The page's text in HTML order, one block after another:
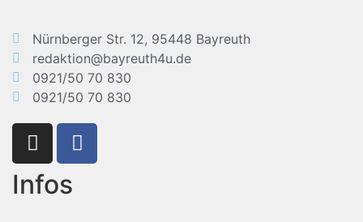
Nürnberger Str. 12, 95448 Bayreuth
redaktion@bayreuth4u.de
0921/50 70 830
0921/50 70 830
Infos